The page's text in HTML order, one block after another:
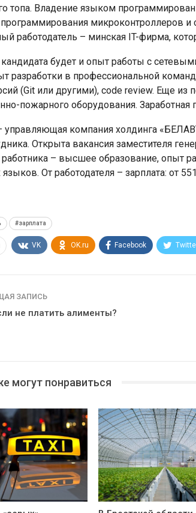
топа. Владение языком
микроконтроллеров и
работодатель – минская IT-фирма,
будет и опыт работы с
разработки в профессиональной
(Git или другими), code review. Еще
пожарного оборудования. Заработная
компания холдинга
Открыта вакансия заместителя
работника – высшее образование, опыт
От работодателя – зарплата: от
#зарплата
VK OK.ru Facebook
ЗАПИСЬ
не платить алименты?
могут понравиться